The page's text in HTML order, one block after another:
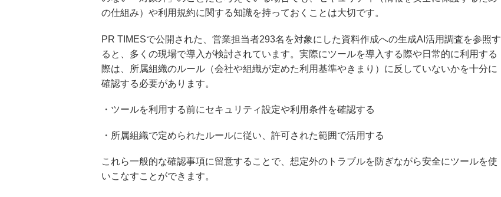
の仕組み）や利用規約に関する知識を持っておくことは大切です。
PR TIMESで公開された、営業担当者293名を対象にした資料作成への生成AI活用調査を参照す
ると、多くの現場で導入が検討されています。実際にツールを導入する際や日常的に利用する
際は、所属組織のルール（会社や組織が定めた利用基準やきまり）に反していないかを十分に
確認する必要があります。
・ツールを利用する前にセキュリティ設定や利用条件を確認する
・所属組織で定められたルールに従い、許可された範囲で活用する
これら一般的な確認事項に留意することで、想定外のトラブルを防ぎながら安全にツールを使
いこなすことができます。